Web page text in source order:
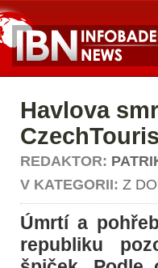
Havlova
REDAKTOR:
V KATEGORII: Z
Úmrtí a
republiku